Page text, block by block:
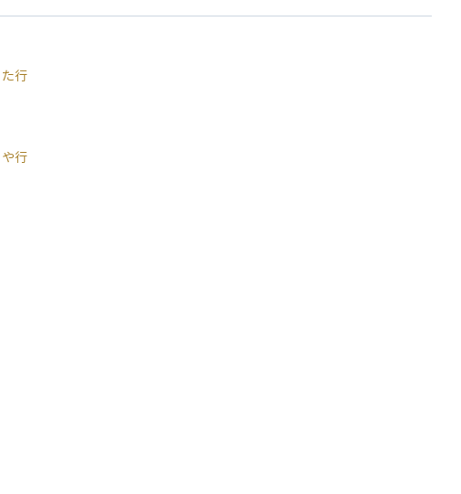
り、発行企業は資金を確実に調達することがで
性を見極めたうえで、価格設定や販売戦略の助言
た行
や行